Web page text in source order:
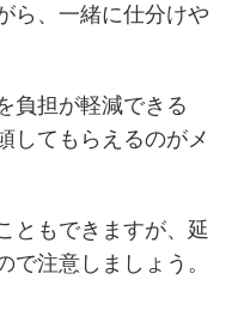
ら、一緒に仕分けや
負担が軽減できる
してもらえるのがメ
ともできますが、延
注意しましょう。